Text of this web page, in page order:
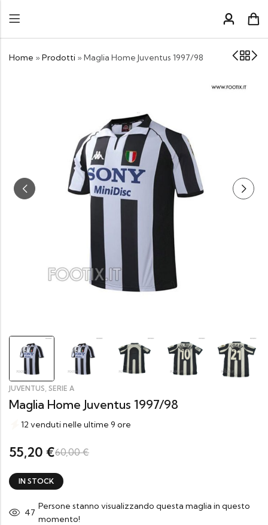
Home » Prodotti » Maglia Home Juventus 1997/98
JUVENTUS, SERIE A
Maglia Home Juventus 1997/98
12 venduti nelle ultime 9 ore
55,20 €60,00€
IN STOCK
20
Persone stanno visualizzando questa maglia in questo
momento!